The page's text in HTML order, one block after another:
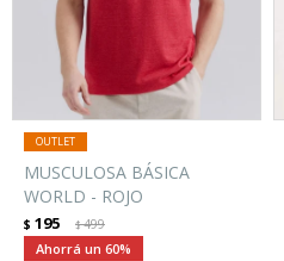
MUSCULOSA BÁSICA
WORLD - ROJO
$ 195 $499
60